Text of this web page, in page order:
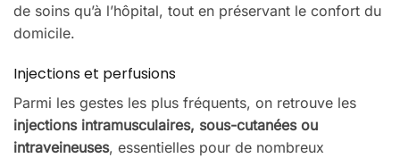
de soins qu’à l’hôpital, tout en préservant le confort du
domicile.
Injections et perfusions
Parmi les gestes les plus fréquents, on retrouve les
injections intramusculaires, sous-cutanées ou
intraveineuses, essentielles pour de nombreux